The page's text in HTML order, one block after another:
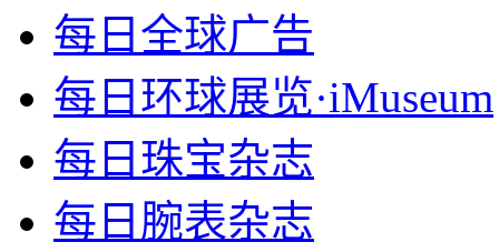
每日全球广告
每日环球展览·iMuseum
每日珠宝杂志
每日腕表杂志